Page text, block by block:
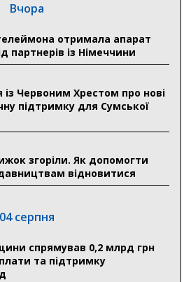
Вчора
отримала апарат
партнерів із Німеччини
Червоним Хрестом про нові
підтримку для Сумської
згоріли. Як допомогти
відновитися
04 серпня
спрямував 0,2 млрд грн
та підтримку